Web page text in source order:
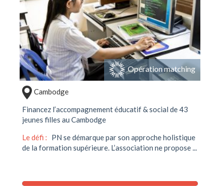
Opération matching
Cambodge
Financez l’accompagnement éducatif & social de 43
jeunes filles au Cambodge
Le défi :
PN se démarque par son approche holistique
de la formation supérieure. L’association ne propose ...